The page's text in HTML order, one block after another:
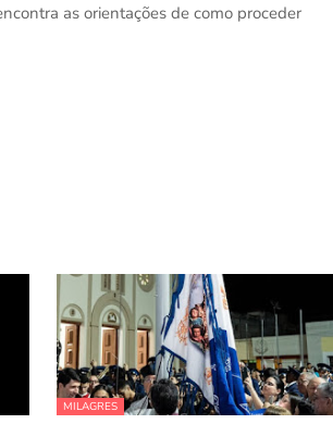
as orientações de como proceder
MILAGRES